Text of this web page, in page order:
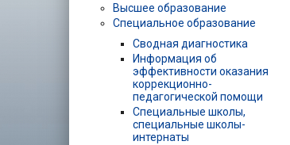
Высшее образование
Специальное образование
Сводная диагностика
Информация об
эффективности оказания
коррекционно-
педагогической помощи
Специальные школы,
специальные школы-
интернаты